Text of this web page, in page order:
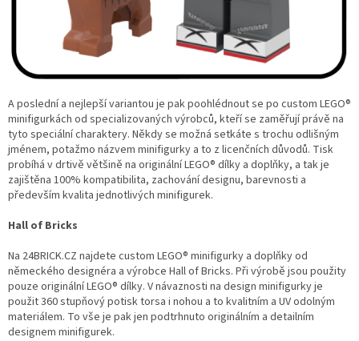
A poslední a nejlepší variantou je pak poohlédnout se po custom LEGO®
minifigurkách od specializovaných výrobců, kteří se zaměřují právě na
tyto speciální charaktery. Někdy se možná setkáte s trochu odlišným
jménem, potažmo názvem minifigurky a to z licenčních důvodů. Tisk
probíhá v drtivě většině na originální LEGO® dílky a doplňky, a tak je
zajištěna 100% kompatibilita, zachování designu, barevnosti a
především kvalita jednotlivých minifigurek.
Hall of Bricks
Na 24BRICK.CZ najdete custom LEGO® minifigurky a doplňky od
německého designéra a výrobce Hall of Bricks. Při výrobě jsou použity
pouze originální LEGO® dílky. V návaznosti na design minifigurky je
použit 360 stupňový potisk torsa i nohou a to kvalitním a UV odolným
materiálem. To vše je pak jen podtrhnuto originálním a detailním
designem minifigurek.